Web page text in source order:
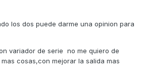
los dos puede darme una opinion para
variador de serie no me quiero de
cosas,con mejorar la salida mas